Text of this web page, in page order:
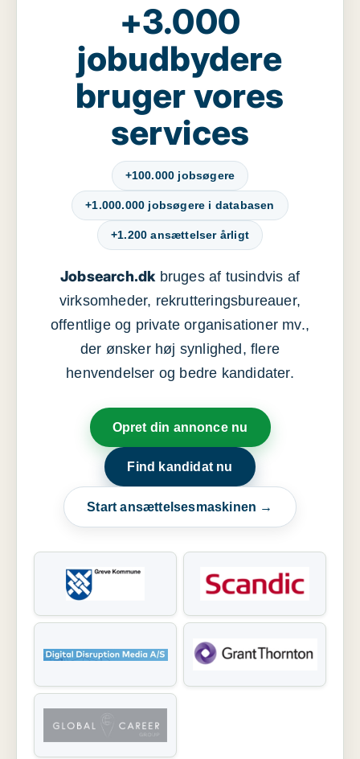
+3.000
jobudbydere
bruger vores
services
+100.000 jobsøgere
+1.000.000 jobsøgere i databasen
+1.200 ansættelser årligt
Jobsearch.dkbruges af tusindvis af
virksomheder, rekrutteringsbureauer,
offentlige og private organisationer mv.,
der ønsker høj synlighed, flere
henvendelser og bedre kandidater.
Opret din annonce nu
Find kandidat nu
Start ansættelsesmaskinen →